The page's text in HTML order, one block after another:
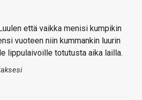
että vaikka menisi kumpikin
vuoteen niin kummankin luurin
lippulaivoille totutusta aika lailla.